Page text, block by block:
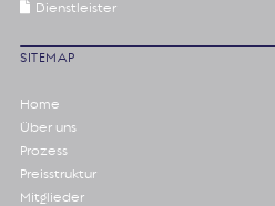
Dienstleister
SITEMAP
Home
Über uns
Prozess
Preisstruktur
Mitglieder